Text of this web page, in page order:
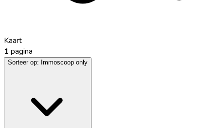
Kaart
1 pagina
Sorteer op: Immoscoop only